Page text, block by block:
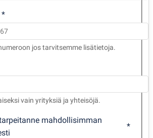
jos tarvitsemme lisätietoja.
vain yrityksiä ja yhteisöjä.
mahdollisimman